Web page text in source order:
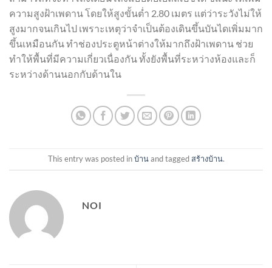
ความสูงฝ้าเพดาน โดยให้สูงขั้นต่ำ 2.80 เมตร แต่ว่าระวังไม่ให้
สูงมากจนเกินไป เพราะเหตุว่าจำเป็นต้องเดินขึ้นบันไดเพิ่มมาก
ขึ้นเหมือนกัน ทำช่องประตูหน้าต่างให้มากถึงฝ้าเพดาน ช่วย
ทำให้พื้นที่มีความเกี่ยวเนื่องกัน ทั้งยังพื้นที่ระหว่างห้องและก็
ระหว่างด้านนอกกับด้านใน
This entry was posted inบ้านand tagged สร้างบ้าน.
NOI